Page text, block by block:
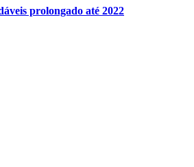
prolongado até 2022